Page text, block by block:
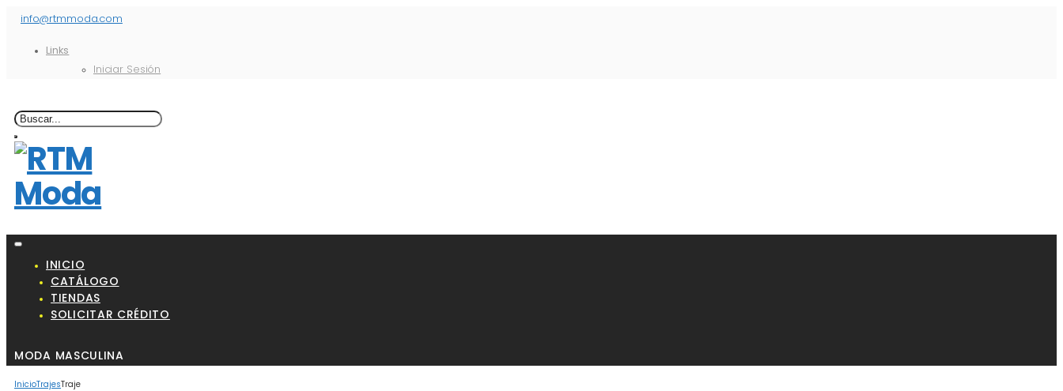
info@rtmmoda.com
Links
Iniciar Sesión
INICIO
CATÁLOGO
TIENDAS
SOLICITAR CRÉDITO
MODA MASCULINA
InicioTrajesTraje